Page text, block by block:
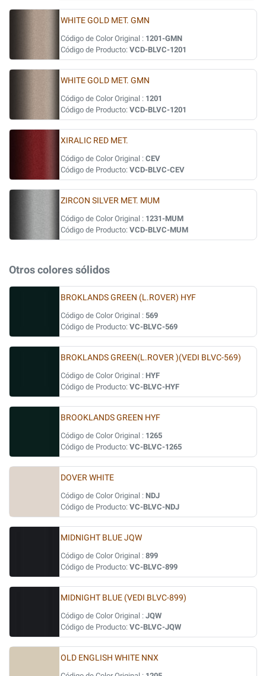
WHITE GOLD MET. GMN
Código de Color Original : 1201-GMN
Código de Producto: VCD-BLVC-1201
WHITE GOLD MET. GMN
Código de Color Original : 1201
Código de Producto: VCD-BLVC-1201
XIRALIC RED MET.
Código de Color Original : CEV
Código de Producto: VCD-BLVC-CEV
ZIRCON SILVER MET. MUM
Código de Color Original : 1231-MUM
Código de Producto: VCD-BLVC-MUM
Otros colores sólidos
BROKLANDS GREEN (L.ROVER) HYF
Código de Color Original : 569
Código de Producto: VC-BLVC-569
BROKLANDS GREEN(L.ROVER )(VEDI BLVC-569)
Código de Color Original : HYF
Código de Producto: VC-BLVC-HYF
BROOKLANDS GREEN HYF
Código de Color Original : 1265
Código de Producto: VC-BLVC-1265
DOVER WHITE
Código de Color Original : NDJ
Código de Producto: VC-BLVC-NDJ
MIDNIGHT BLUE JQW
Código de Color Original : 899
Código de Producto: VC-BLVC-899
MIDNIGHT BLUE (VEDI BLVC-899)
Código de Color Original : JQW
Código de Producto: VC-BLVC-JQW
OLD ENGLISH WHITE NNX